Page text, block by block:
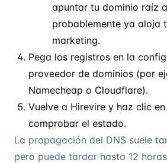
apuntar tu dominio raíz
probablemente ya aloja
marketing.
Pega los registros en la
proveedor de dominios (por
Namecheap o Cloudflare).
Vuelve a Hirevire y haz clic en
comprobar el estado.
La propagación del DNS suele
pero puede tardar hasta 12